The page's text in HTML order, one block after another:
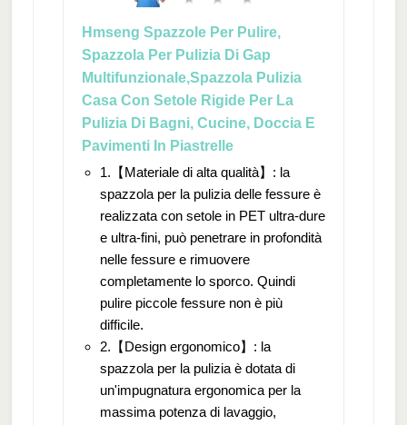
Hmseng Spazzole Per Pulire,
Spazzola Per Pulizia Di Gap
Multifunzionale,Spazzola Pulizia
Casa Con Setole Rigide Per La
Pulizia Di Bagni, Cucine, Doccia E
Pavimenti In Piastrelle
1.【Materiale di alta qualità】: la
spazzola per la pulizia delle fessure è
realizzata con setole in PET ultra-dure
e ultra-fini, può penetrare in profondità
nelle fessure e rimuovere
completamente lo sporco. Quindi
pulire piccole fessure non è più
difficile.
2.【Design ergonomico】: la
spazzola per la pulizia è dotata di
un'impugnatura ergonomica per la
massima potenza di lavaggio,